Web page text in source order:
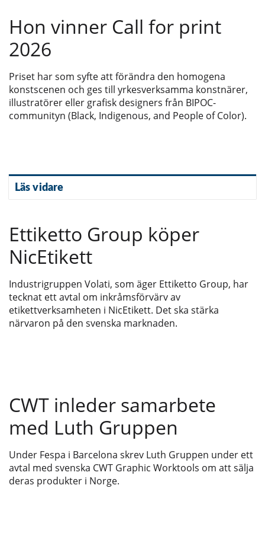
Hon vinner Call for print
2026
Priset har som syfte att förändra den homogena
konstscenen och ges till yrkesverksamma konstnärer,
illustratörer eller grafisk designers från BIPOC-
communityn (Black, Indigenous, and People of Color).
Läs vidare
Ettiketto Group köper
NicEtikett
Industrigruppen Volati, som äger Ettiketto Group, har
tecknat ett avtal om inkråmsförvärv av
etikettverksamheten i NicEtikett. Det ska stärka
närvaron på den svenska marknaden.
CWT inleder samarbete
med Luth Gruppen
Under Fespa i Barcelona skrev Luth Gruppen under ett
avtal med svenska CWT Graphic Worktools om att sälja
deras produkter i Norge.